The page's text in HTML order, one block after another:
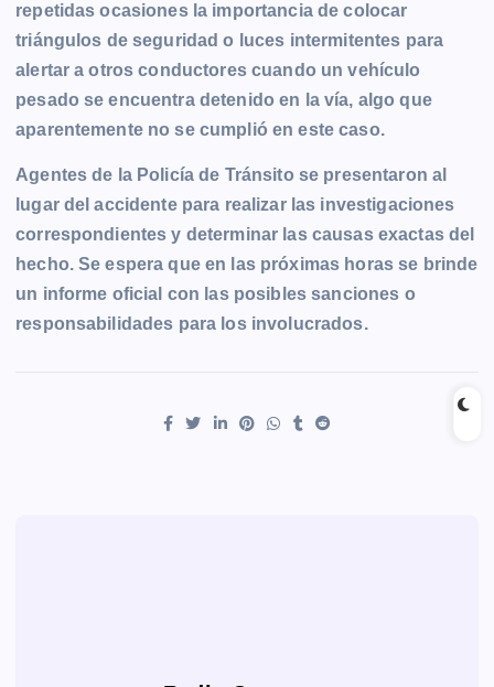
repetidas ocasiones la importancia de colocar
triángulos de seguridad o luces intermitentes para
alertar a otros conductores cuando un vehículo
pesado se encuentra detenido en la vía, algo que
aparentemente no se cumplió en este caso.
Agentes de la Policía de Tránsito se presentaron al
lugar del accidente para realizar las investigaciones
correspondientes y determinar las causas exactas del
hecho. Se espera que en las próximas horas se brinde
un informe oficial con las posibles sanciones o
responsabilidades para los involucrados.